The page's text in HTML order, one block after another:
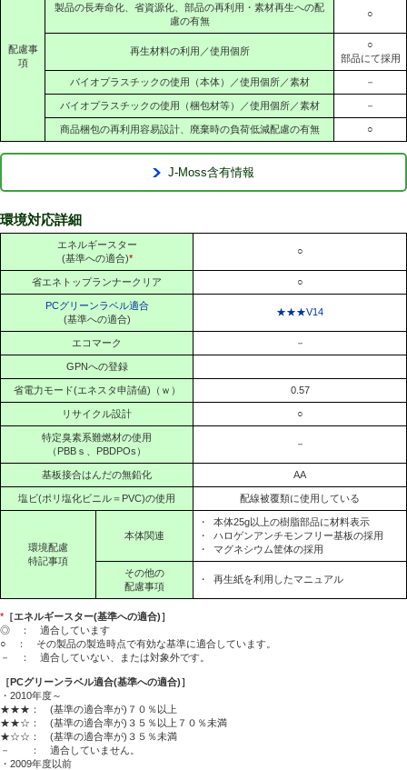
配慮事
項
製品の長寿命化、省資源化、部品の再利用・素材再生への配
慮の有無
○
再生材料の利用／使用個所
○
部品にて採用
バイオプラスチックの使用（本体）／使用個所／素材 －
バイオプラスチックの使用（梱包材等）／使用個所／素材 －
商品梱包の再利用容易設計、廃棄時の負荷低減配慮の有無 ○
J-Moss含有情報
環境対応詳細
エネルギースター
(基準への適合)*
○
省エネトップランナークリア ○
PCグリーンラベル適合
(基準への適合)
★★★V14
エコマーク －
GPNへの登録
省電力モード(エネスタ申請値)（ｗ） 0.57
リサイクル設計 ○
特定臭素系難燃材の使用
（PBBｓ、PBDPOs）
－
基板接合はんだの無鉛化 AA
塩ビ(ポリ塩化ビニル＝PVC)の使用 配線被覆類に使用している
環境配慮
特記事項
本体関連
・
本体25g以上の樹脂部品に材料表示
・
ハロゲンアンチモンフリー基板の採用
・
マグネシウム筐体の採用
その他の
配慮事項
・ 再生紙を利用したマニュアル
* ［エネルギースター(基準への適合)］
◎ ： 適合しています
○ ： その製品の製造時点で有効な基準に適合しています。
－ ： 適合していない、または対象外です。
［PCグリーンラベル適合(基準への適合)］
・2010年度～
★★★： (基準の適合率が)７０％以上
★★☆： (基準の適合率が)３５％以上７０％未満
★☆☆： (基準の適合率が)３５％未満
－ ： 適合していません。
・2009年度以前